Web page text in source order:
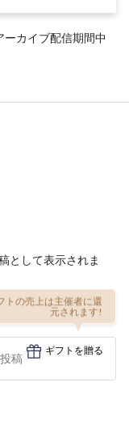
カイブ配信期間中
として表示されま
トの売上は主催者に還
元されます!
ギフトを贈る